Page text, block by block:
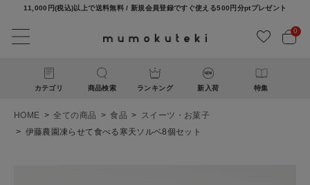
11,000円(税込)以上で送料無料 / 新規会員登録ですぐ使える500円分ptプレゼント
0
カテゴリ 商品検索 ランキング 新入荷 特集
HOME 全ての商品 食品
スイーツ・お菓子
伊藤農園凍らせて食べる寒天ソルベ8個セット